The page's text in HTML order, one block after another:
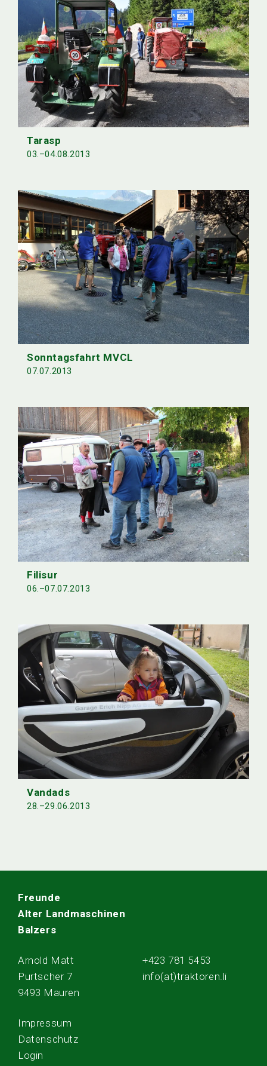
Tarasp
03.–04.08.2013
Sonntagsfahrt MVCL
07.07.2013
Filisur
06.–07.07.2013
Vandads
28.–29.06.2013
Freunde
Alter Landmaschinen
Balzers
Arnold Matt
Purtscher 7
9493 Mauren
+423 781 5453
info(at)traktoren.li
Impressum
Datenschutz
Login